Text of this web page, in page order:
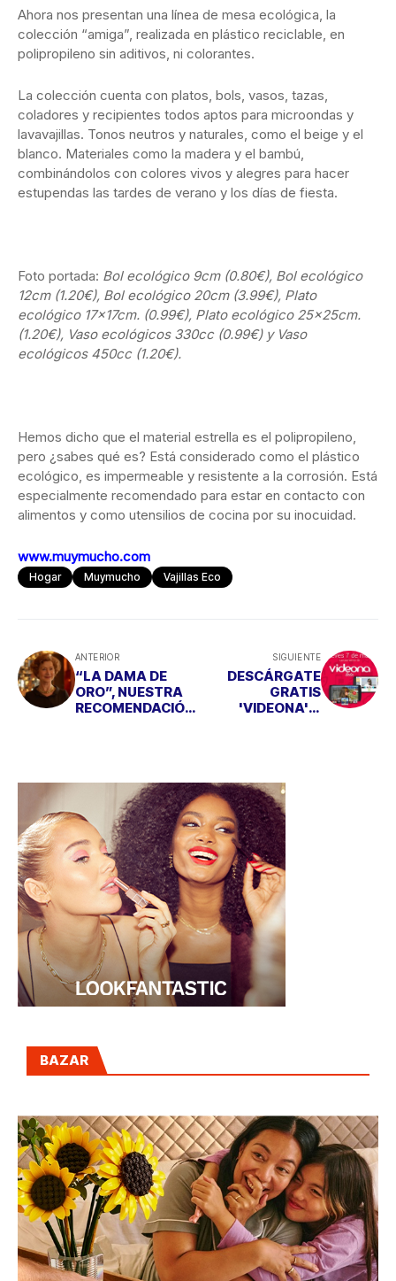
Ahora nos presentan una línea de mesa ecológica, la
colección “amiga”, realizada en plástico reciclable, en
polipropileno sin aditivos, ni colorantes.
La colección cuenta con platos, bols, vasos, tazas,
coladores y recipientes todos aptos para microondas y
lavavajillas. Tonos neutros y naturales, como el beige y el
blanco. Materiales como la madera y el bambú,
combinándolos con colores vivos y alegres para hacer
estupendas las tardes de verano y los días de fiesta.
Foto portada: Bol ecológico 9cm (0.80€), Bol ecológico
12cm (1.20€), Bol ecológico 20cm (3.99€), Plato
ecológico 17x17cm. (0.99€), Plato ecológico 25x25cm.
(1.20€), Vaso ecológicos 330cc (0.99€)y Vaso
ecológicos 450cc (1.20€).
Hemos dicho que el material estrella es el polipropileno,
pero ¿sabes qué es? Está considerado como el plástico
ecológico, es impermeable y resistente a la corrosión. Está
especialmente recomendado para estar en contacto con
alimentos y como utensilios de cocina por su inocuidad.
www.muymucho.com
Hogar Muymucho Vajillas Eco
ANTERIOR
“LA DAMA DE
ORO”, NUESTRA
RECOMENDACIÓN
SIGUIENTE
DESCÁRGATE
GRATIS
'VIDEONA' Y
BAZAR